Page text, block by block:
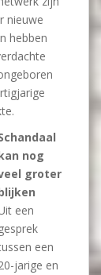
nieuwe
hebben
nog
groter
een
gesprek
een
jarige en